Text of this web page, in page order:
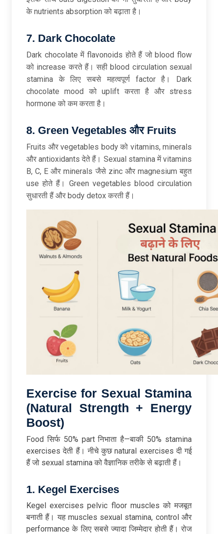
के nutrients absorption को बढ़ाता है।
7. Dark Chocolate
Dark chocolate में flavonoids होते हैं जो blood flow
को increase करते हैं। सही blood circulation sexual
stamina के लिए सबसे महत्वपूर्ण factor है। Dark
chocolate mood को uplift करता है और stress
hormone को कम करता है।
8. Green Vegetables और Fruits
Fruits और vegetables body को vitamins, minerals
और antioxidants देते हैं। Sexual stamina में vitamins
B, C, E और minerals जैसे zinc और magnesium बहुत
use होते हैं। Green vegetables blood circulation
सुधारती हैं और body detox करती हैं।
Exercise for Sexual Stamina
(Natural Strength + Energy
Boost)
Food सिर्फ 50% part निभाता है—बाकी 50% stamina
exercises देती हैं। नीचे कुछ natural exercises दी गई
हैं जो sexual stamina को वैज्ञानिक तरीके से बढ़ाती हैं।
1. Kegel Exercises
Kegel exercises pelvic floor muscles को मजबूत
बनाती हैं। यह muscles sexual stamina, control और
performance के लिए सबसे ज्यादा जिम्मेदार होती हैं। रोज